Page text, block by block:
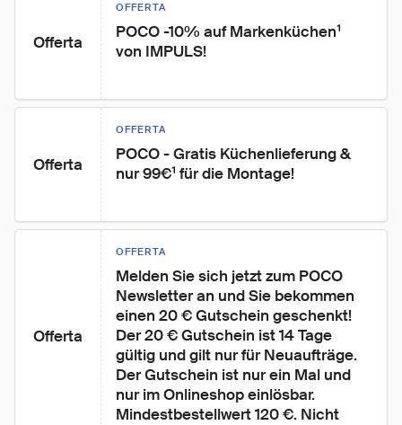
Offerta
OFFERTA
POCO -10% auf Markenküchen¹
von IMPULS!
Offerta
OFFERTA
POCO - Gratis Küchenlieferung &
nur 99€¹ für die Montage!
Offerta
OFFERTA
Melden Sie sich jetzt zum POCO
Newsletter an und Sie bekommen
einen 20 € Gutschein geschenkt!
Der 20 € Gutschein ist 14 Tage
gültig und gilt nur für Neuaufträge.
Der Gutschein ist nur ein Mal und
nur im Onlineshop einlösbar.
Mindestbestellwert 120 €. Nicht